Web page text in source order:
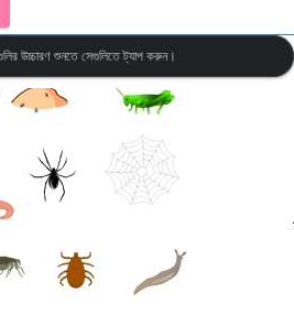
উচ্চারণ শুনতে সেগুলিতে ট্যাপ করুন।